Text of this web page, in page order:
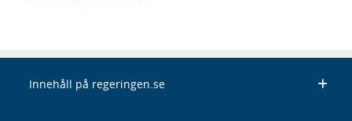
Innehåll på regeringen.se